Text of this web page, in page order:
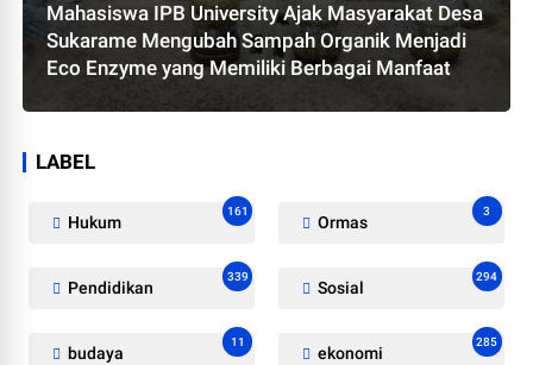
Mahasiswa IPB University Ajak Masyarakat Desa
Sukarame Mengubah Sampah Organik Menjadi
Eco Enzyme yang Memiliki Berbagai Manfaat
LABEL
Hukum
161
Ormas
3
Pendidikan
339
Sosial
294
budaya
11
ekonomi
285